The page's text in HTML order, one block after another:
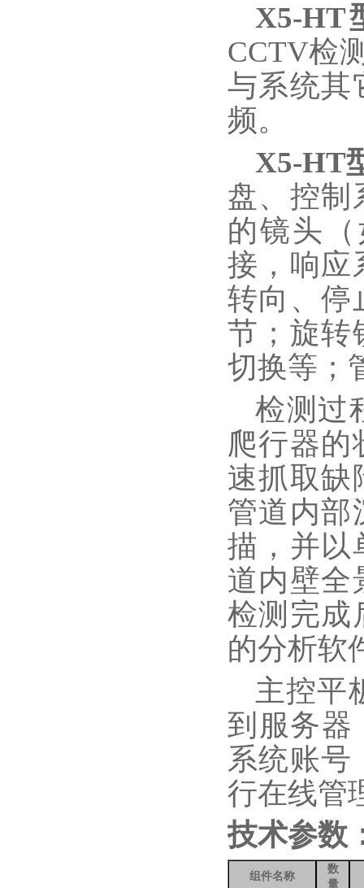
X5-HT
CCTV检
与系统其
频。
X5-HT
盘、控制
的镜头
接，响应
转向、停
节；旋转
切换等；
检测过
爬行器的
速抓取缺
管道内部
描，并以
道内壁全
检测完成
的分析软
主控平
到服务器
系统账号
行在线管
技术参数
组件名称
数
量